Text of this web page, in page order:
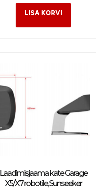
Laadimisjaama kate Garage
X5/X7 robotile, Sunseeker